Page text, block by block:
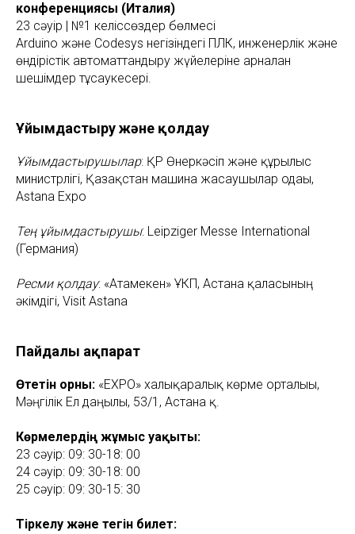
конференциясы (Италия)
23 сәуір | №1 келіссөздер бөлмесі
Arduino және Codesys негізіндегі ПЛК, инженерлік және
өндірістік автоматтандыру жүйелеріне арналған
шешімдер тұсаукесері.
Ұйымдастыру және қолдау
Ұйымдастырушылар: ҚР Өнеркәсіп және құрылыс
министрлігі, Қазақстан машина жасаушылар одағы,
Astana Expo
Тең ұйымдастырушы: Leipziger Messe International
(Германия)
Ресми қолдау: «Атамекен» ҰКП, Астана қаласының
әкімдігі, Visit Astana
Пайдалы ақпарат
Өтетін орны: «EXPO» халықаралық көрме орталығы,
Мәңгілік Ел даңғылы, 53/1, Астана қ.
Көрмелердің жұмыс уақыты:
23 сәуір: 09: 30-18: 00
24 сәуір: 09: 30-18: 00
25 сәуір: 09: 30-15: 30
Тіркелу және тегін билет: